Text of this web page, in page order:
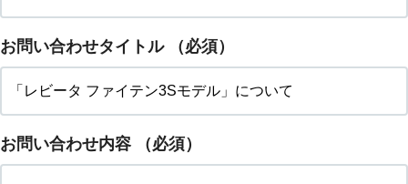
お問い合わせタイトル （必須）
お問い合わせ内容 （必須）